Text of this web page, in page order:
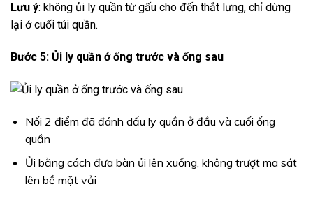
Lưu ý: không ủi ly quần từ gấu cho đến thắt lưng, chỉ dừng
lại ở cuối túi quần.
Bước 5: Ủi ly quần ở ống trước và ống sau
Nối 2 điểm đã đánh dấu ly quần ở đầu và cuối ống
quần
Ủi bằng cách đưa bàn ủi lên xuống, không trượt ma sát
lên bề mặt vải